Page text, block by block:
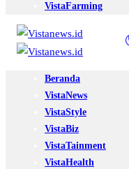
VistaFarming
Beranda
VistaNews
VistaStyle
VistaBiz
VistaTainment
VistaHealth